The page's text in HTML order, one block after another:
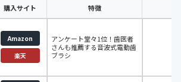
購入サイト 特徴
Amazon
楽天
アンケート堂々1位！歯医者
さんも推薦する音波式電動歯
ブラシ